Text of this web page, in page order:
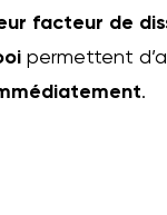
facteur de
permettent
.